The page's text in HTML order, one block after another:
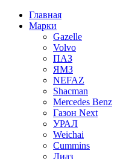
Главная
Марки
Gazelle
Volvo
ПАЗ
ЯМЗ
NEFAZ
Shacman
Mercedes Benz
Газон Next
УРАЛ
Weichai
Cummins
Лиаз